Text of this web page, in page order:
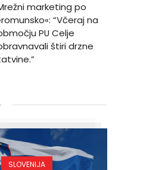
marketing po
“Včeraj na
PU Celje
štiri drzne
SLOVENIJA